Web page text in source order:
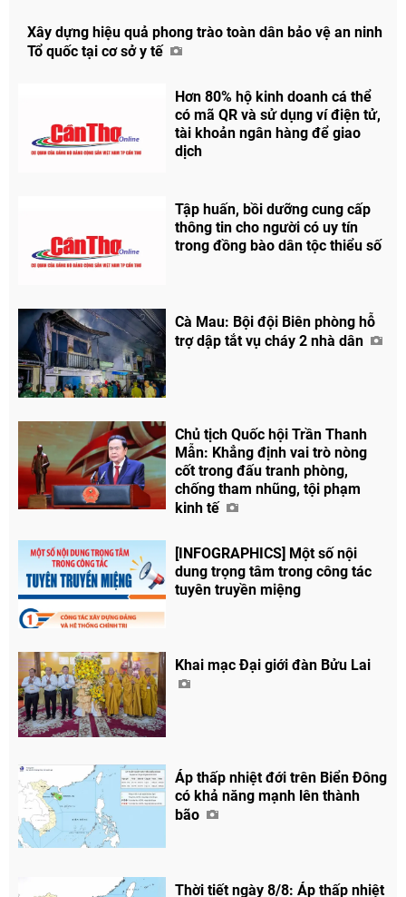
Xây dựng hiệu quả phong trào toàn dân bảo vệ an ninh
Tổ quốc tại cơ sở y tế
Hơn 80% hộ kinh doanh cá thể
có mã QR và sử dụng ví điện tử,
tài khoản ngân hàng để giao
dịch
Tập huấn, bồi dưỡng cung cấp
thông tin cho người có uy tín
trong đồng bào dân tộc thiểu số
Cà Mau: Bội đội Biên phòng hỗ
trợ dập tắt vụ cháy 2 nhà dân
Chủ tịch Quốc hội Trần Thanh
Mẫn: Khẳng định vai trò nòng
cốt trong đấu tranh phòng,
chống tham nhũng, tội phạm
kinh tế
[INFOGRAPHICS] Một số nội
dung trọng tâm trong công tác
tuyên truyền miệng
Khai mạc Đại giới đàn Bửu Lai
Áp thấp nhiệt đới trên Biển Đông
có khả năng mạnh lên thành
bão
Thời tiết ngày 8/8: Áp thấp nhiệt